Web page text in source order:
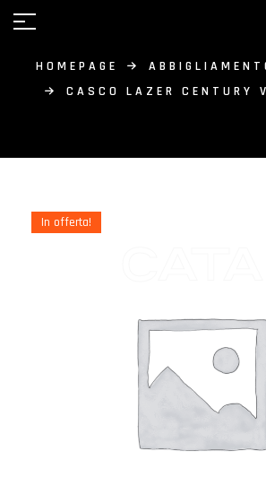
HOMEPAGE
CASCO LAZER CENTURY
In offerta!